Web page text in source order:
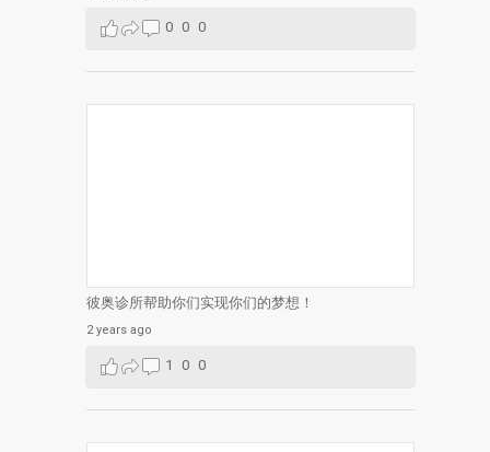
0 0 0
彼奥诊所帮助你们实现你们的梦想！
2 years ago
1 0 0